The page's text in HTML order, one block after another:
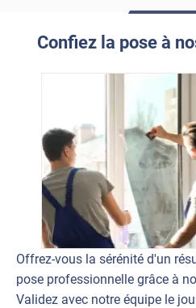
Confiez la pose à
Offrez-vous la sérénité d'un
pose professionnelle grâce à
Validez avec notre équipe le